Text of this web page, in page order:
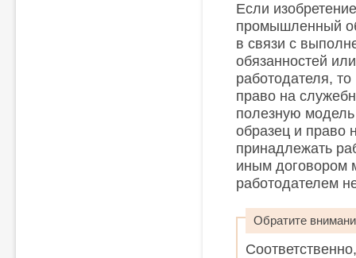
Если
промышленный
в связи с
обязанностей
работодателя,
право на
полезную
образец и право
принадлежать
иным договором
работодателем
Обратите